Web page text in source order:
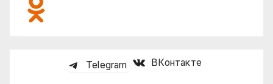
Telegram ВКонтакте